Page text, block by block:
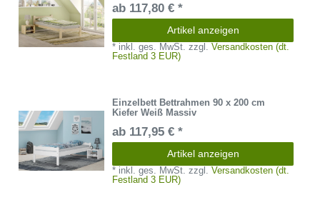
ab 117,80 € *
Artikel anzeigen
* inkl. ges. MwSt. zzgl.Versandkosten (dt.
Festland 3 EUR)
Einzelbett Bettrahmen 90 x 200 cm
Kiefer Weiß Massiv
ab 117,95 € *
Artikel anzeigen
* inkl. ges. MwSt. zzgl.Versandkosten (dt.
Festland 3 EUR)